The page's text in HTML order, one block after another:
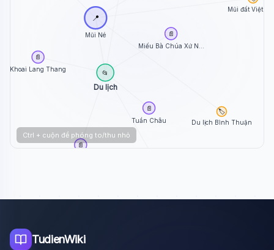
Mũi Né
📍
Du lịch
📂
Khoai Lang Thang
📄
Miếu Bà Chúa Xứ N...
📄
Tuần Châu
📄
📄
Du lịch Bình Thuận
🏷️
Mũi đất Việt
Ctrl + cuộn để phóng to/thu nhỏ
TudienWiki